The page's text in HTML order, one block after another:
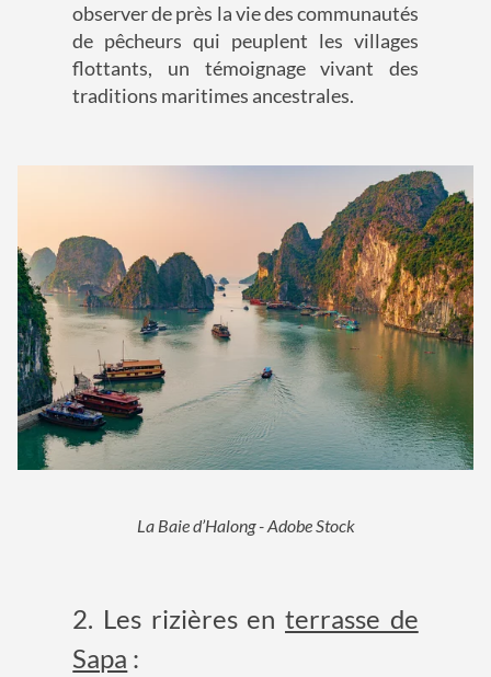
observer de près la vie des communautés
de pêcheurs qui peuplent les villages
flottants, un témoignage vivant des
traditions maritimes ancestrales.
La Baie d’Halong - Adobe Stock
2. Les rizières enterrasse de
Sapa :